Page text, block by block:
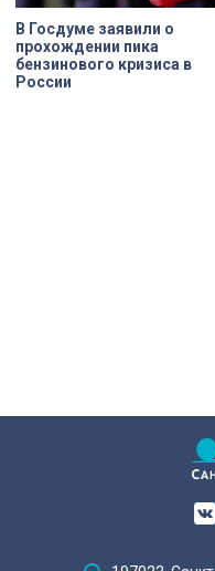
В Госдуме заявили о
прохождении пика
бензинового кризиса в
России